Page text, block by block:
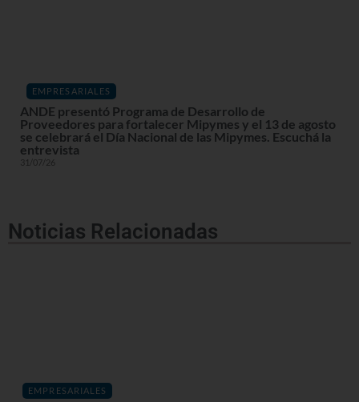
EMPRESARIALES
ANDE presentó Programa de Desarrollo de
Proveedores para fortalecer Mipymes y el 13 de agosto
se celebrará el Día Nacional de las Mipymes. Escuchá la
entrevista
31/07/26
Noticias Relacionadas
EMPRESARIALES